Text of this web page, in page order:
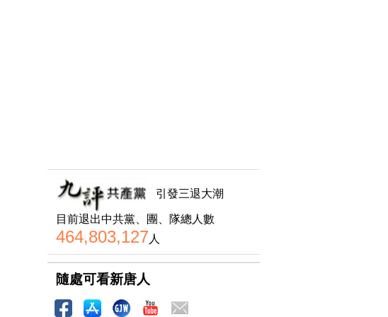
引發三退大潮
目前退出中共黨、團、隊總人數
464,803,127人
隨處可看新唐人